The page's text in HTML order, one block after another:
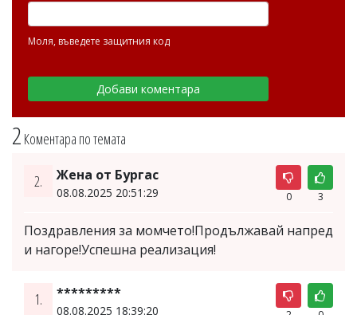
2 Коментара по темата
2. Жена от Бургас
08.08.2025 20:51:29 0 3
Поздравления за момчето!Продължавай напред
и нагоре!Успешна реализация!
1. *********
08.08.2025 18:39:20
Моля, въведете защитния код